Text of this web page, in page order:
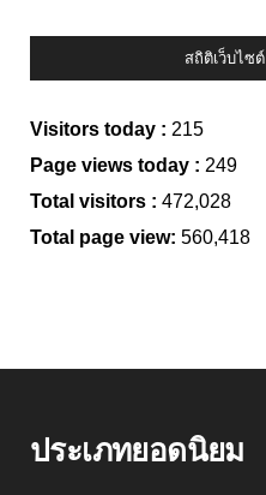
สถิติเว็บไซต์
Visitors today : 215
Page views today : 249
Total visitors : 472,028
Total page view: 560,418
ประเภทยอดนิยม